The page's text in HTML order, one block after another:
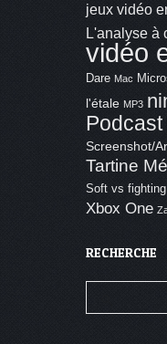
jeux vidéo
L'analyse à
vidéo
Dare Mac
l'étale MP3
Podcast
Screenshot/
Tartine
Soft vs fighting
Xbox One
RECHERCHE